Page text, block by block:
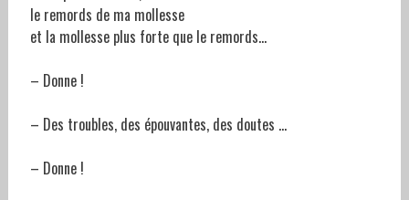
le remords de ma mollesse
et la mollesse plus forte que le remords…
– Donne !
– Des troubles, des épouvantes, des doutes …
– Donne !